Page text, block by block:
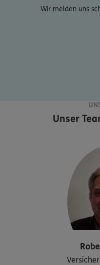
Wir melden uns
Unser